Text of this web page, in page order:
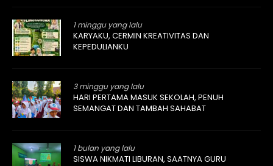
1 minggu yang lalu
KARYAKU, CERMIN KREATIVITAS DAN
KEPEDULIANKU
3 minggu yang lalu
HARI PERTAMA MASUK SEKOLAH, PENUH
SEMANGAT DAN TAMBAH SAHABAT
1 bulan yang lalu
SISWA NIKMATI LIBURAN, SAATNYA GURU